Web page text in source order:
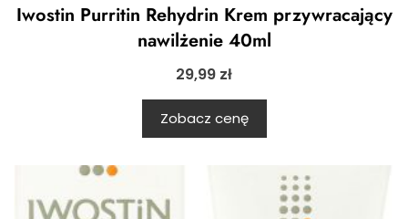
Iwostin Purritin Rehydrin Krem przywracający
nawilżenie 40ml
29,99 zł
Zobacz cenę